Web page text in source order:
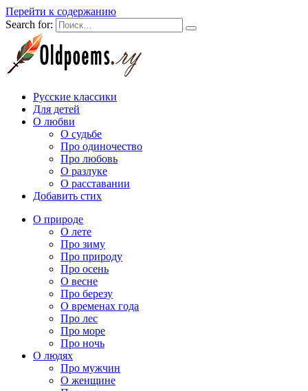
Перейти к содержанию
Search for:
Русские классики
Для детей
О любви
О судьбе
Про одиночество
Про любовь
О разлуке
О расставании
Добавить стих
О природе
О лете
Про зиму
Про природу
Про осень
О весне
Про березу
О временах года
Про лес
Про море
Про ночь
О людях
Про мужчин
О женщине